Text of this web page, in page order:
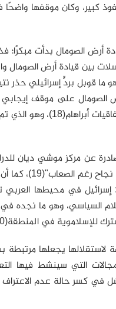
كبير، وكان موقفها
أرض الصومال بدأت
بين قيادة أرض الصومال
ما قوبل بردٍّ إسرائيلي حذر
حافظت حكومة أرض الصومال على
استعدادها للتعاون مع المبادرات
عن مركز موشي ديان
مشتركات بين كل من
في محيطها العربي
السياسي، وهو ما نجده
يجعلها مرتبطة
التي سينشط فيها
في حال الفشل في كسر حالة عدم